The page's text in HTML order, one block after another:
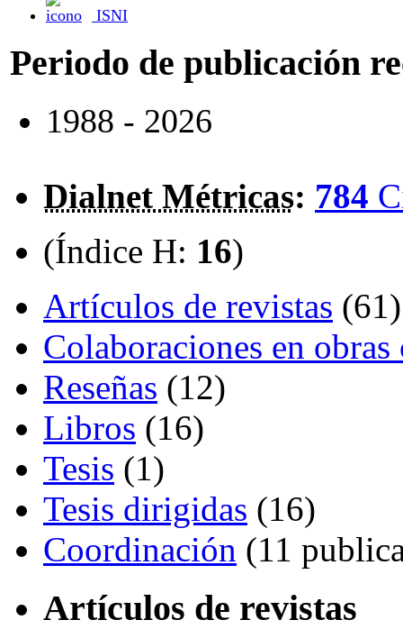
ISNI
Periodo de publicación
1988 - 2026
Dialnet Métricas: 784
(Índice H: 16)
Artículos de revistas (61)
Colaboraciones en
Reseñas (12)
Libros (16)
Tesis (1)
Tesis dirigidas (16)
Coordinación (11
Artículos de revistas